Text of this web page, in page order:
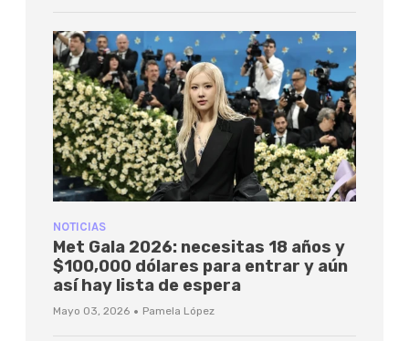
NOTICIAS
Met Gala 2026: necesitas 18 años y
$100,000 dólares para entrar y aún
así hay lista de espera
Mayo 03, 2026 · Pamela López